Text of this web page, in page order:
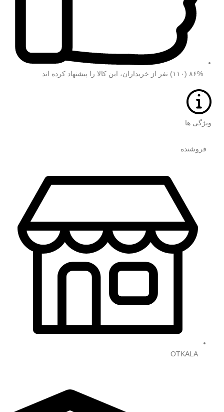
۸۶% (۱۱۰) نفر از خریداران، این کالا را پیشنهاد کرده اند
ویژگی ها
فروشنده
OTKALA